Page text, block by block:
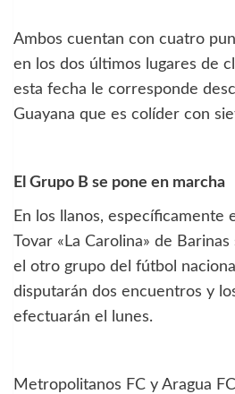
Ambos cuentan con cuatro
en los dos últimos lugares de
esta fecha le corresponde
Guayana que es colíder con
El Grupo B se pone en marcha
En los llanos, específicamente
Tovar «La Carolina» de
el otro grupo del fútbol
disputarán dos encuentros y
efectuarán el lunes.
Metropolitanos FC y Aragua